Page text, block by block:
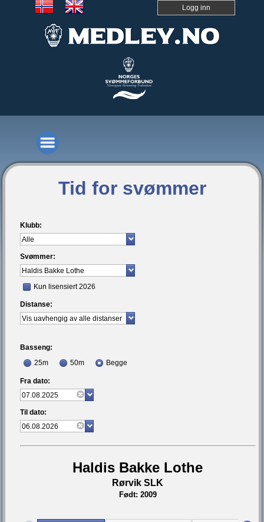
Logg inn
Tid for svømmer
Klubb:
Svømmer:
Kun lisensiert 2026
Distanse:
Basseng:
25m
50m Begge
Fra dato:
Til dato:
Haldis Bakke Lothe
Rørvik SLK
Født: 2009